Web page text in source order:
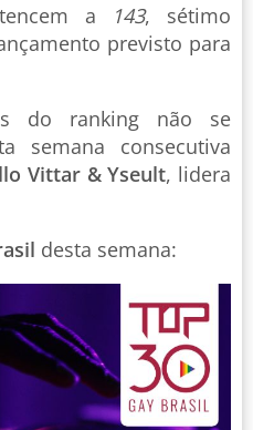
a
143, sétimo
previsto para
do ranking não se
semana consecutiva
Vittar & Yseult, lidera
desta semana: